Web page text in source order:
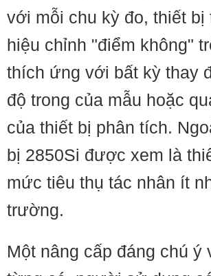
với mỗi chu kỳ đo, thiết bị
hiệu chỉnh "điểm không"
thích ứng với bất kỳ thay
độ trong của mẫu hoặc
của thiết bị phân tích.
bị 2850Si được xem là
mức tiêu thụ tác nhân ít
trường.
Một nâng cấp đáng chú ý